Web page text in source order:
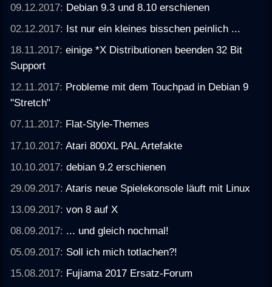
09.12.2017: Debian 9.3 und 8.10 erschienen
02.12.2017: Ist nur ein kleines bisschen peinlich ...
18.11.2017:einige *X Distributionen beenden 32 Bit
Support
12.11.2017: Probleme mit dem Touchpad in Debian 9
"Stretch"
07.11.2017: Flat-Style-Themes
17.10.2017:Atari 800XL PAL Artefakte
10.10.2017:debian 9.2 erschienen
29.09.2017:Ataris neue Spielekonsole läuft mit Linux
13.09.2017:von 8 auf X
08.09.2017: ... und gleich nochmal!
05.09.2017: Soll ich mich totlachen?!
15.08.2017: Fujiama 2017 Ersatz-Forum